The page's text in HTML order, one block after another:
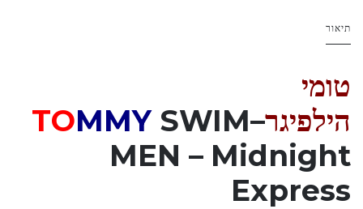
תיאור
טומי
הילפיגר–
TOMMY SWIM
MEN – Midnight
Express